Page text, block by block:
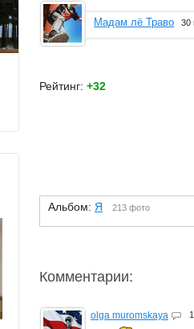
Мадам лё Траво 30
Рейтинг: +32
Альбом: Я 213 фото
Комментарии:
olga muromskaya